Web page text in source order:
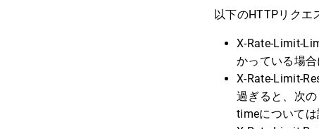
以下のHTTPリクエ
X-Rate-Limit-
かっている場
X-Rate-Limit-
過ぎると、次
timeについて